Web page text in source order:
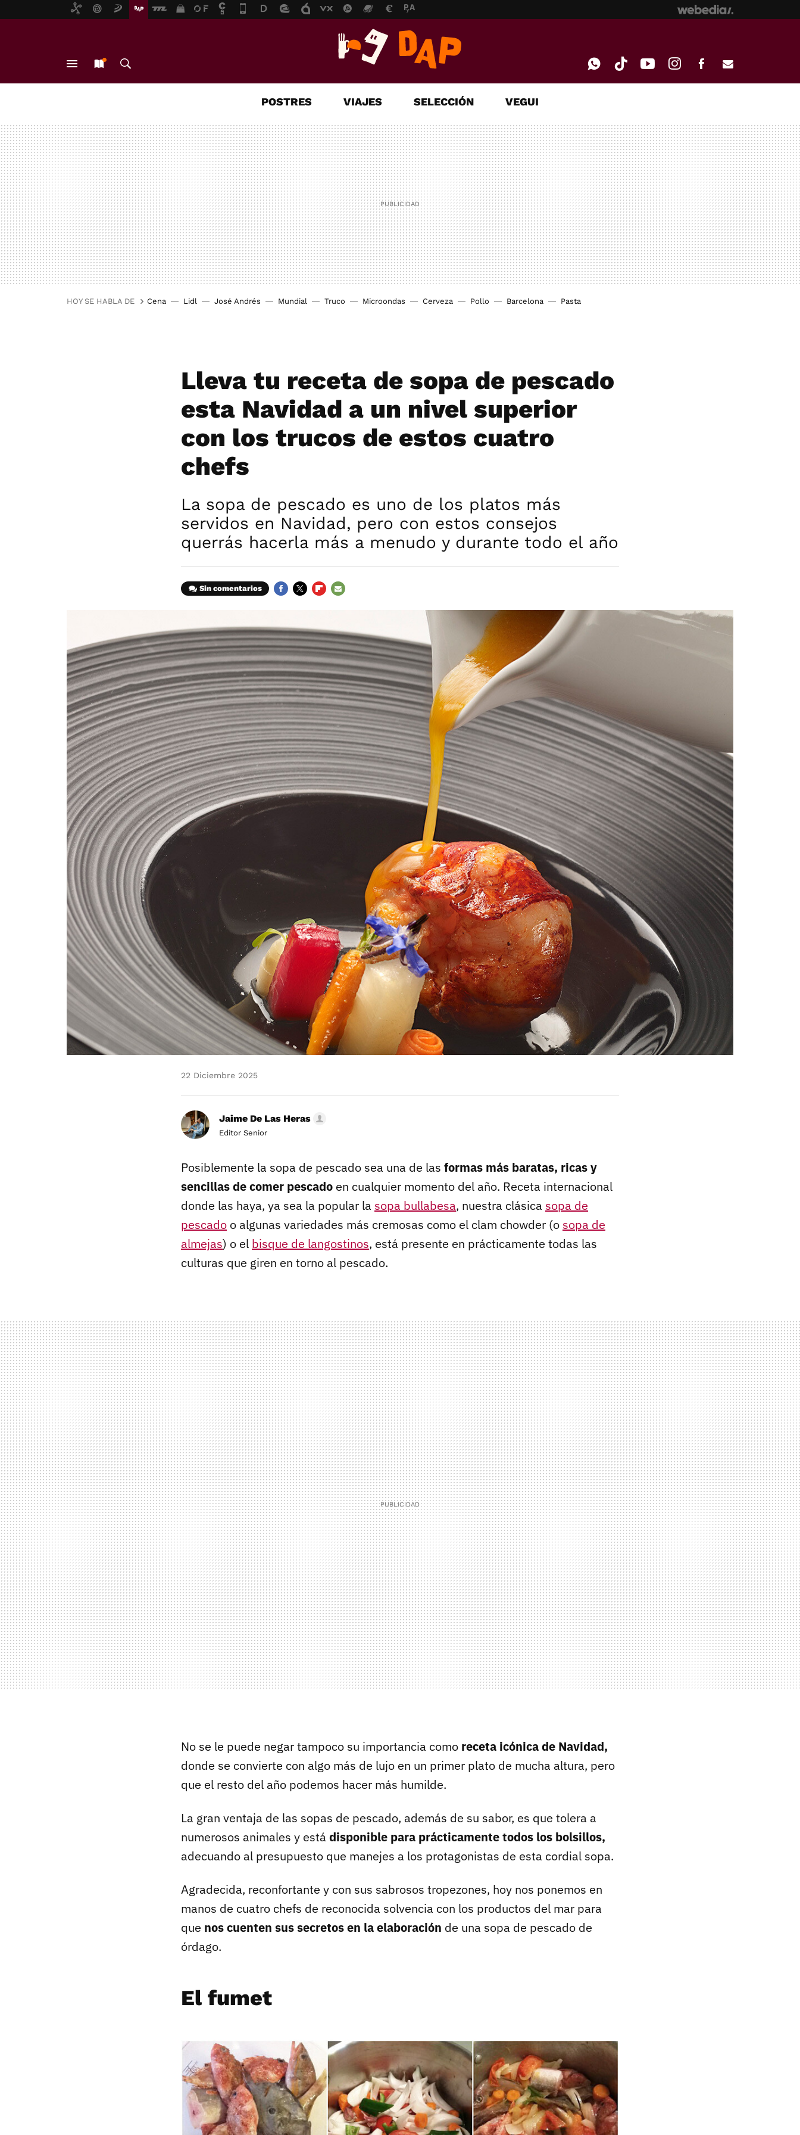
MAIL
POSTRES VIAJES SELECCIÓN VEGUI
HOY SE HABLA DE Cena Lidl José Andrés Mundial Truco Microondas Cerveza Pollo Barcelona Pasta
Lleva tu receta de sopa de pescado
esta Navidad a un nivel superior
con los trucos de estos cuatro
chefs
La sopa de pescado es uno de los platos más
servidos en Navidad, pero con estos consejos
querrás hacerla más a menudo y durante todo el año
Sin comentarios
22 Diciembre 2025
Jaime De Las Heras
Editor Senior
Posiblemente la sopa de pescado sea una de las formas más baratas, ricas y
sencillas de comer pescado en cualquier momento del año. Receta internacional
donde las haya, ya sea la popular la sopa bullabesa, nuestra clásica sopa de
pescado o algunas variedades más cremosas como el clam chowder (o sopa de
almejas) o el bisque de langostinos, está presente en prácticamente todas las
culturas que giren en torno al pescado.
No se le puede negar tampoco su importancia como receta icónica de Navidad,
donde se convierte con algo más de lujo en un primer plato de mucha altura, pero
que el resto del año podemos hacer más humilde.
La gran ventaja de las sopas de pescado, además de su sabor, es que tolera a
numerosos animales y está disponible para prácticamente todos los bolsillos,
adecuando al presupuesto que manejes a los protagonistas de esta cordial sopa.
Agradecida, reconfortante y con sus sabrosos tropezones, hoy nos ponemos en
manos de cuatro chefs de reconocida solvencia con los productos del mar para
que nos cuenten sus secretos en la elaboración de una sopa de pescado de
órdago.
El fumet